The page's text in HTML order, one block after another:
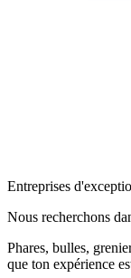
Entreprises
Nous recherchons
Phares, bulles,
que ton expérience